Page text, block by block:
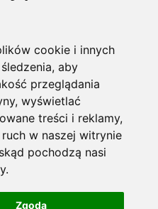
cookie i innych
aby
przeglądania
wyświetlać
treści i reklamy,
w naszej witrynie
pochodzą nasi
Zgoda